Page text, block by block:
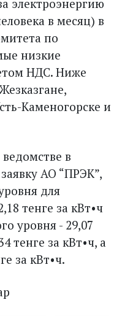
электроэнергию
в месяц) в
по
низкие
НДС. Ниже
Каменогорске и
в
АО “ПРЭК”,
для
тенге за кВт•ч
уровня - 29,07
тенге за кВт•ч, а
за кВт•ч.